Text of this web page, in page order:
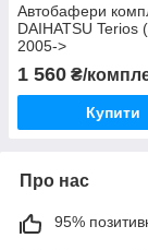
Автобафери
DAIHATSU Terios
2005->
1 560 ₴/
Купити
Про нас
95%